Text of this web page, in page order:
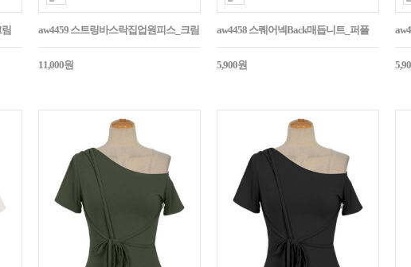
aw4459 스트링바스락집업원피스_크림
11,000원
aw4458 스퀘어넥Back매듭니트_퍼플
5,900원